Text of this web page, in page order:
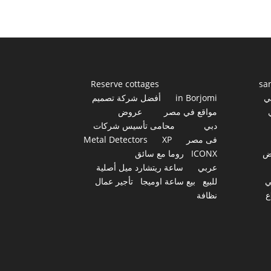
Reserve cottages
in Borjomi
أفضل شركة تصميم
مواقع في مصر
عروض
دبي
محامى تأسيس شركات
فى مصر
Metal Detectors
XP
ICONX
روما مع سائق
عربي
ساعة ريتشارد ميل أصلية
للبيع
بيع ساعة اوميجا
تأجير عمال
نظافة